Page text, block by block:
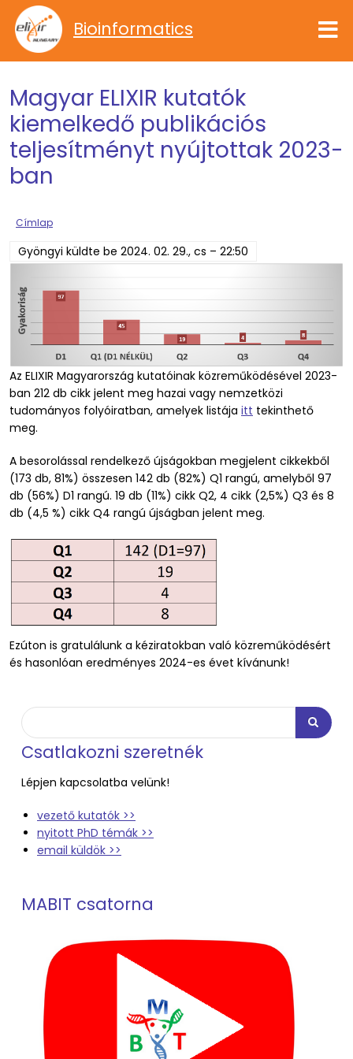
Ugrás a tartalomra
Bioinformatics
Magyar ELIXIR kutatók
kiemelkedő publikációs
teljesítményt nyújtottak 2023-
ban
Címlap
Gyöngyi küldte be 2024. 02. 29., cs – 22:50
Az ELIXIR Magyarország kutatóinak közreműködésével 2023-
ban 212 db cikk jelent meg hazai vagy nemzetközi
tudományos folyóiratban, amelyek listája itt tekinthető
meg.
A besorolással rendelkező újságokban megjelent cikkekből
(173 db, 81%) összesen 142 db (82%) Q1 rangú, amelyből 97
db (56%) D1 rangú. 19 db (11%) cikk Q2, 4 cikk (2,5%) Q3 és 8
db (4,5 %) cikk Q4 rangú újságban jelent meg.
Ezúton is gratulálunk a kéziratokban való közreműködésért
és hasonlóan eredményes 2024-es évet kívánunk!
Keresés
Keresés
Csatlakozni szeretnék
Lépjen kapcsolatba velünk!
vezető kutatók >>
nyitott PhD témák >>
email küldök >>
MABIT csatorna